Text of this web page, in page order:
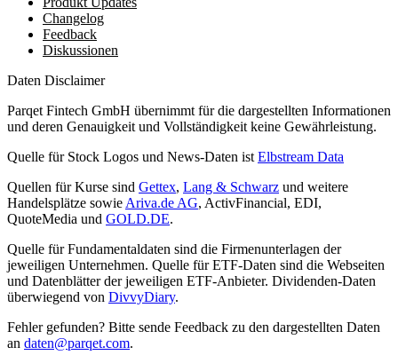
Changelog
Feedback
Diskussionen
Daten Disclaimer
Parqet Fintech GmbH übernimmt für die dargestellten Informationen
und deren Genauigkeit und Vollständigkeit keine Gewährleistung.
Quelle für Stock Logos und News-Daten ist Elbstream Data
Quellen für Kurse sind Gettex, Lang & Schwarz und weitere
Handelsplätze sowie Ariva.de AG, ActivFinancial, EDI,
QuoteMedia und GOLD.DE.
Quelle für Fundamentaldaten sind die Firmenunterlagen der
jeweiligen Unternehmen. Quelle für ETF-Daten sind die Webseiten
und Datenblätter der jeweiligen ETF-Anbieter. Dividenden-Daten
überwiegend von DivvyDiary.
Fehler gefunden? Bitte sende Feedback zu den dargestellten Daten
an daten@parqet.com.